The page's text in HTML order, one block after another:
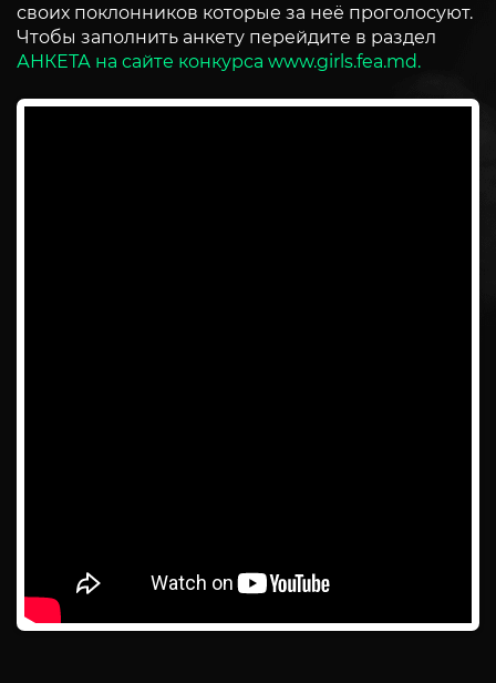
своих поклонников которые за неё проголосуют.
Чтобы заполнить анкету перейдите в раздел
АНКЕТА на сайте конкурса www.girls.fea.md.